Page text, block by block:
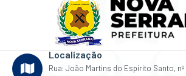
Localização
Rua: João Martins do Espirito Santo, nº